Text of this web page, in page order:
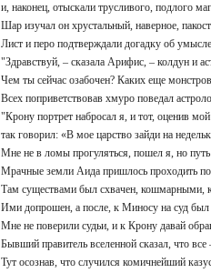
и, наконец, отыскали трусливого, подлого
Шар изучал он хрустальный, наверное,
Лист и перо подтверждали догадку об
"Здравствуй, – сказала Арифис, – колдун и
Чем ты сейчас озабочен? Каких еще
Всех поприветствовав хмуро поведал
"Крону портрет набросал я, и тот, оценив
так говорил: «В мое царство зайди на
Мне не в ломы прогуляться, пошел я, но
Мрачные земли Аида пришлось проходить
Там существами был схвачен, кошмарными,
Ими допрошен, а после, к Миносу на суд
Мне не поверили судьи, и к Крону давай
Бывший правитель вселенной сказал, что
Тут осознав, что случился комичнейший